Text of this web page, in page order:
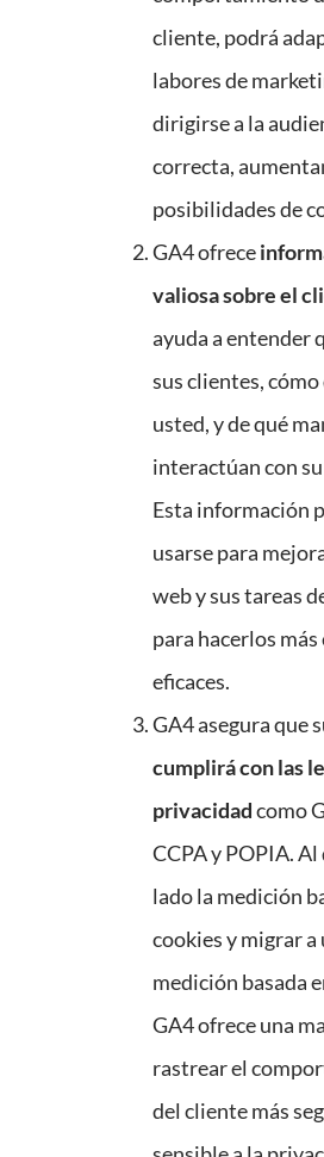
cliente, podrá
labores de
dirigirse a la
correcta,
posibilidades de
GA4 ofrece
valiosa sobre el
ayuda a entender
sus clientes,
usted, y de qué
interactúan con
Esta información
usarse para
web y sus tareas
para hacerlos
eficaces.
GA4 asegura que
cumplirá con las
privacidadcomo
CCPA y POPIA.
lado la medición
cookies y migrar a
medición basada
GA4 ofrece una
rastrear el
del cliente más